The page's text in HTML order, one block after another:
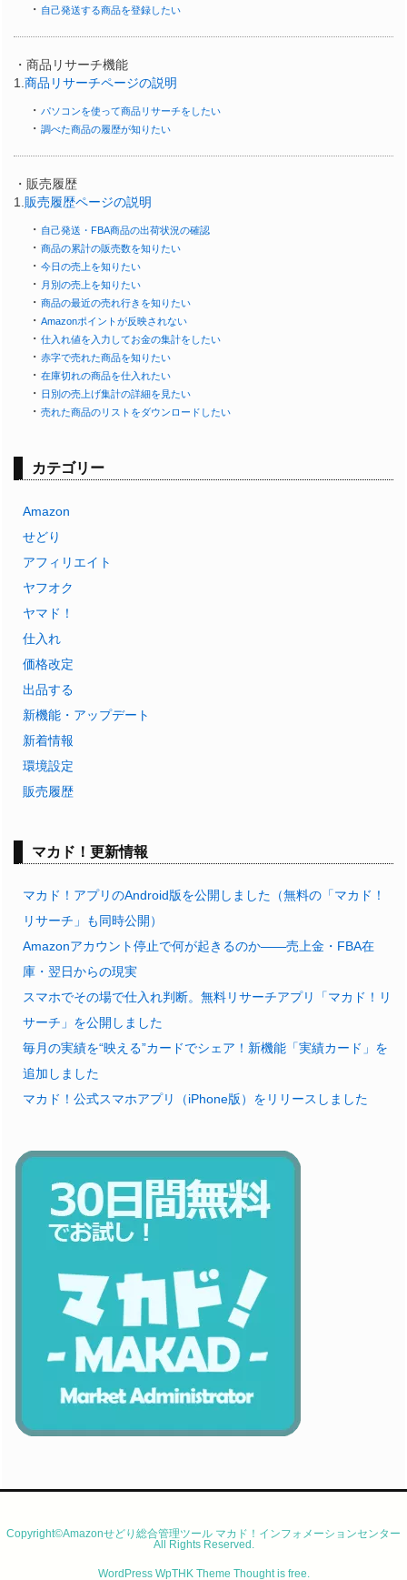
・ 自己発送する商品を登録したい
・商品リサーチ機能
1. 商品リサーチページの説明
・ パソコンを使って商品リサーチをしたい
・ 調べた商品の履歴が知りたい
・販売履歴
1. 販売履歴ページの説明
・ 自己発送・FBA商品の出荷状況の確認
・ 商品の累計の販売数を知りたい
・ 今日の売上を知りたい
・ 月別の売上を知りたい
・ 商品の最近の売れ行きを知りたい
・ Amazonポイントが反映されない
・ 仕入れ値を入力してお金の集計をしたい
・ 赤字で売れた商品を知りたい
・ 在庫切れの商品を仕入れたい
・ 日別の売上げ集計の詳細を見たい
・ 売れた商品のリストをダウンロードしたい
カテゴリー
Amazon
せどり
アフィリエイト
ヤフオク
ヤマド！
仕入れ
価格改定
出品する
新機能・アップデート
新着情報
環境設定
販売履歴
マカド！更新情報
マカド！アプリのAndroid版を公開しました（無料の「マカド！
リサーチ」も同時公開）
Amazonアカウント停止で何が起きるのか——売上金・FBA在
庫・翌日からの現実
スマホでその場で仕入れ判断。無料リサーチアプリ「マカド！リ
サーチ」を公開しました
毎月の実績を“映える”カードでシェア！新機能「実績カード」を
追加しました
マカド！公式スマホアプリ（iPhone版）をリリースしました
Copyright©Amazonせどり総合管理ツール マカド！インフォメーションセンター
All Rights Reserved.
WordPress WpTHK Theme Thought is free.